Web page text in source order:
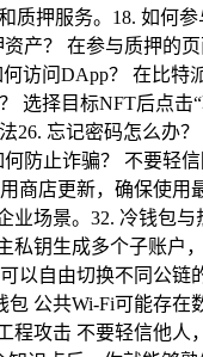
押服务。18. 如何
？ 在参与质押的
访问DApp？ 在比
选择目标NFT后点
忘记密码怎么办
防止诈骗？ 不要轻
商店更新，确保使
场景。32. 冷钱包
钥生成多个子账户
自由切换不同公链
公共Wi-Fi可能存
攻击 不要轻信他